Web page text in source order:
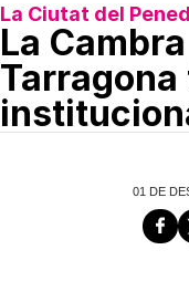
La Ciutat del
La
01 DE